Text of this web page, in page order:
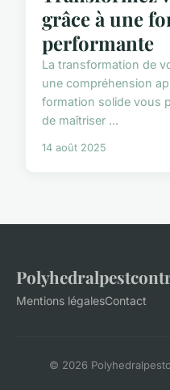
grâce à une
performante
La transformation de
une compréhension
formation solide vous
de maîtriser ...
14 août 2025
Mentions légalesContact
© 2026